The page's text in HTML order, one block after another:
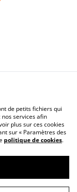
Terms
Policy
de petits fichiers qui
services afin
plus sur ces cookies
sur « Paramètres des
politique de cookies.